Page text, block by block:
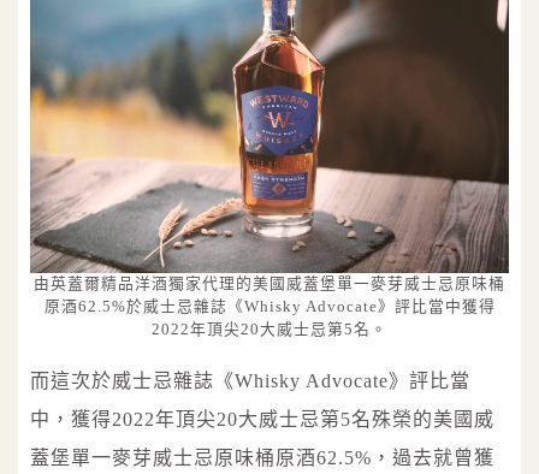
由英蓋爾精品洋酒獨家代理的美國威蓋堡單一麥芽威士忌原味桶
原酒62.5%於威士忌雜誌《Whisky Advocate》評比當中獲得
2022年頂尖20大威士忌第5名。
而這次於威士忌雜誌《Whisky Advocate》評比當
中，獲得2022年頂尖20大威士忌第5名殊榮的美國威
蓋堡單一麥芽威士忌原味桶原酒62.5%，過去就曾獲